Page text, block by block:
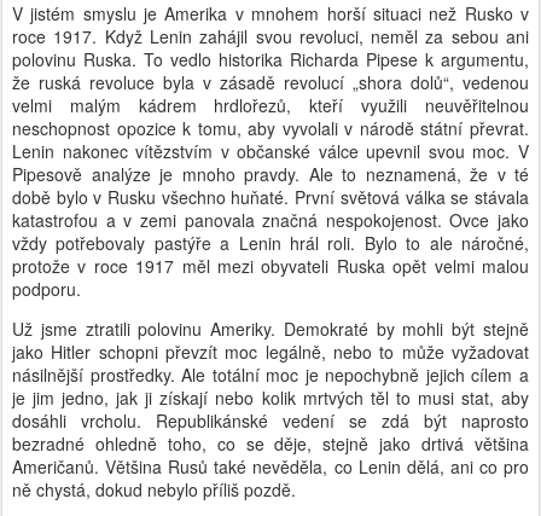
V jistém smyslu je Amerika v mnohem horší situaci než Rusko v
roce 1917. Když Lenin zahájil svou revoluci, neměl za sebou ani
polovinu Ruska. To vedlo historika Richarda Pipese k argumentu,
že ruská revoluce byla v zásadě revolucí „shora dolů“, vedenou
velmi malým kádrem hrdlořezů, kteří využili neuvěřitelnou
neschopnost opozice k tomu, aby vyvolali v národě státní převrat.
Lenin nakonec vítězstvím v občanské válce upevnil svou moc. V
Pipesově analýze je mnoho pravdy. Ale to neznamená, že v té
době bylo v Rusku všechno huňaté. První světová válka se stávala
katastrofou a v zemi panovala značná nespokojenost. Ovce jako
vždy potřebovaly pastýře a Lenin hrál roli. Bylo to ale náročné,
protože v roce 1917 měl mezi obyvateli Ruska opět velmi malou
podporu.
Už jsme ztratili polovinu Ameriky. Demokraté by mohli být stejně
jako Hitler schopni převzít moc legálně, nebo to může vyžadovat
násilnější prostředky. Ale totální moc je nepochybně jejich cílem a
je jim jedno, jak ji získají nebo kolik mrtvých těl to musi stat, aby
dosáhli vrcholu. Republikánské vedení se zdá být naprosto
bezradné ohledně toho, co se děje, stejně jako drtivá většina
Američanů. Většina Rusů také nevěděla, co Lenin dělá, ani co pro
ně chystá, dokud nebylo příliš pozdě.